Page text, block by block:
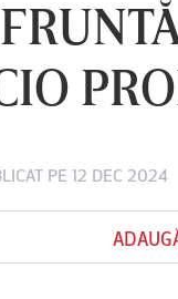
PE 12 DEC 2024